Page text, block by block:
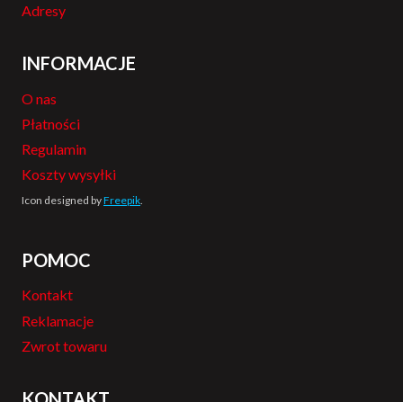
Adresy
INFORMACJE
O nas
Płatności
Regulamin
Koszty wysyłki
Icon designed byFreepik
POMOC
Kontakt
Reklamacje
Zwrot towaru